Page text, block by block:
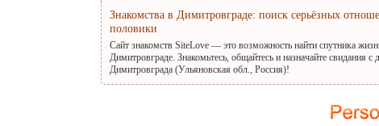
Знакомства в Димитровграде: поиск серьёзных
половики
Сайт знакомств SiteLove — это возможность найти спутника
Димитровграде. Знакомьтесь, общайтесь и назначайте свидания
Димитровграда (Ульяновская обл., Россия)!